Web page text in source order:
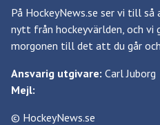
På HockeyNews.se ser vi till
nytt från hockeyvärlden, och vi
morgonen till det att du går
Ansvarig utgivare: Carl Juborg
Mejl:
© HockeyNews.se